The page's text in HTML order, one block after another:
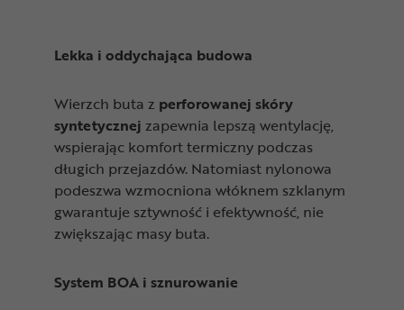
Lekka i oddychająca budowa
Wierzch buta z perforowanej skóry
syntetycznej zapewnia lepszą wentylację,
wspierając komfort termiczny podczas
długich przejazdów. Natomiast nylonowa
podeszwa wzmocniona włóknem szklanym
gwarantuje sztywność i efektywność, nie
zwiększając masy buta.
System BOA i sznurowanie